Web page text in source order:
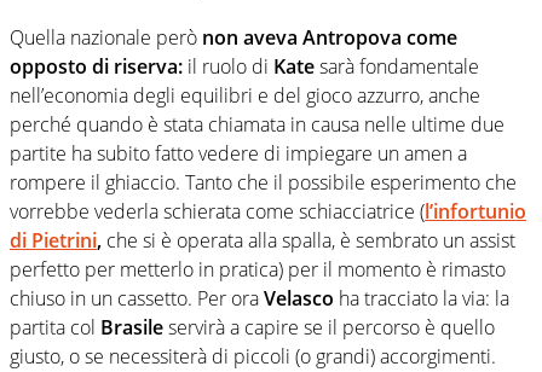
Quella nazionale però non aveva Antropova come
opposto di riserva: il ruolo di Katesarà fondamentale
nell’economia degli equilibri e del gioco azzurro, anche
perché quando è stata chiamata in causa nelle ultime due
partite ha subito fatto vedere di impiegare un amen a
rompere il ghiaccio. Tanto che il possibile esperimento che
vorrebbe vederla schierata come schiacciatrice (l’infortunio
di Pietrini, che si è operata alla spalla, è sembrato un assist
perfetto per metterlo in pratica) per il momento è rimasto
chiuso in un cassetto. Per oraVelasco ha tracciato la via: la
partita col Brasileservirà a capire se il percorso è quello
giusto, o se necessiterà di piccoli (o grandi) accorgimenti.